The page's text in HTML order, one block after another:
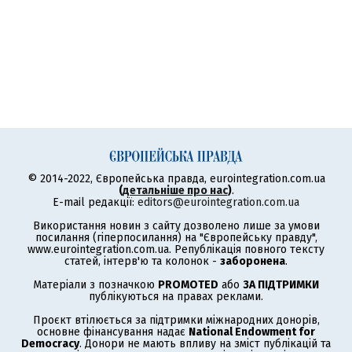
© 2014-2022, Європейська правда, eurointegration.com.ua
(детальніше про нас).
E-mail редакції: editors@eurointegration.com.ua
Використання новин з сайту дозволено лише за умови
посилання (гіперпосилання) на "Європейську правду",
www.eurointegration.com.ua. Републікація повного тексту
статей, інтерв'ю та колонок - заборонена.
Матеріали з позначкою PROMOTED або ЗА ПІДТРИМКИ
публікуються на правах реклами.
Проєкт втілюється за підтримки міжнародних донорів,
основне фінансування надає National Endowment for
Democracy. Донори не мають впливу на зміст публікацій та